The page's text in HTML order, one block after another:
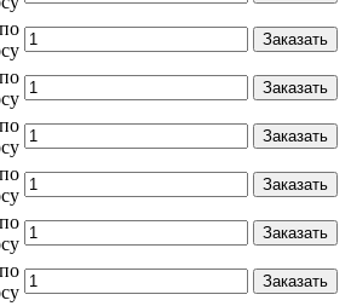
Заказать
Заказать
Заказать
Заказать
Заказать
Заказать